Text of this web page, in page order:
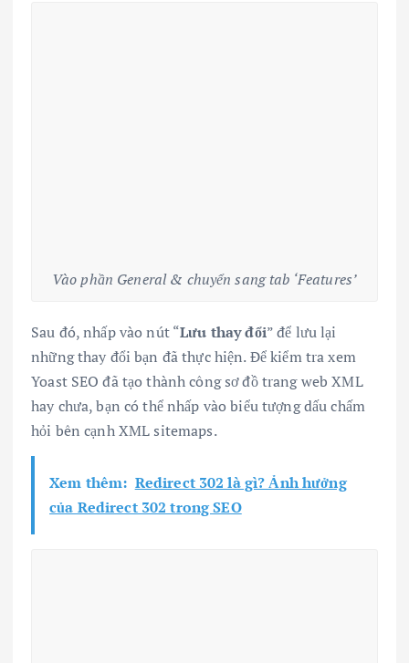
Vào phần General & chuyển sang tab ‘Features’
Sau đó, nhấp vào nút “Lưu thay đổi” để lưu lại
những thay đổi bạn đã thực hiện. Để kiểm tra xem
Yoast SEO đã tạo thành công sơ đồ trang web XML
hay chưa, bạn có thể nhấp vào biểu tượng dấu chấm
hỏi bên cạnh XML sitemaps.
Xem thêm: Redirect 302 là gì? Ảnh hưởng
của Redirect 302 trong SEO